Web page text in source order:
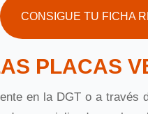
CONSIGUE TU FICHA
PLACAS
en la DGT o a través